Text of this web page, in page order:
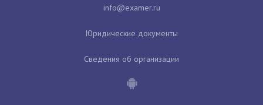
Юридические документы
Сведения об организации